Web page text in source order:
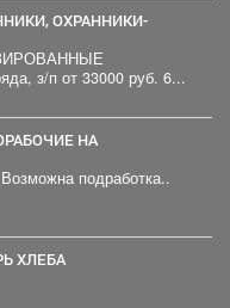
5 разряда, з/п от 33000 руб. 6...
подработка..
ХЛЕБА